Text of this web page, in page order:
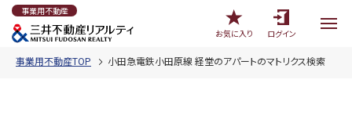
事業用不動産
お気に入り
ログイン
事業用不動産TOP 小田急電鉄小田原線 経堂のアパートのマトリクス検索